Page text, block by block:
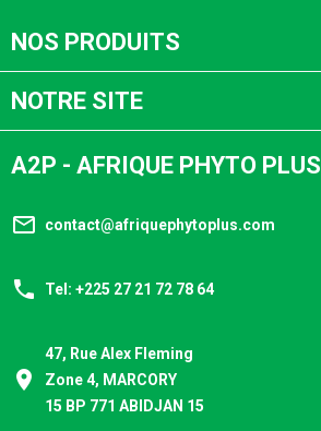
NOS PRODUITS
NOTRE SITE
A2P - AFRIQUE PHYTO PLUS
mail_outline contact@afriquephytoplus.com
phone Tel: +225 27 21 72 78 64
place
47, Rue Alex Fleming
Zone 4, MARCORY
15 BP 771 ABIDJAN 15